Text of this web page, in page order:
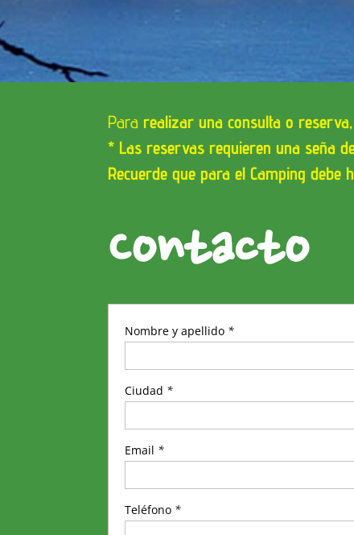
Para realizar una consulta o
* Las reservas requieren una seña
Recuerde que para el Camping
Contacto
Nombre y apellido *
Ciudad *
Email *
Teléfono *